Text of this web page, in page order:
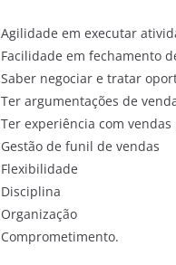
Agilidade em executar
Facilidade em fechamento
Saber negociar e tratar
Ter argumentações de
Ter experiência com
Gestão de funil de vendas
Flexibilidade
Disciplina
Organização
Comprometimento.